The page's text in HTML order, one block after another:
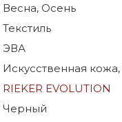
Весна, Осень
Текстиль
ЭВА
Искусственная
RIEKER EVOLUTION
Черный